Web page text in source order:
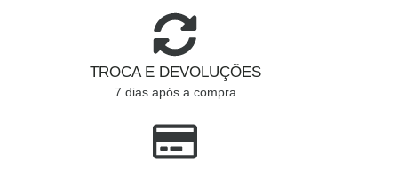
TROCA E DEVOLUÇÕES
7 dias após a compra